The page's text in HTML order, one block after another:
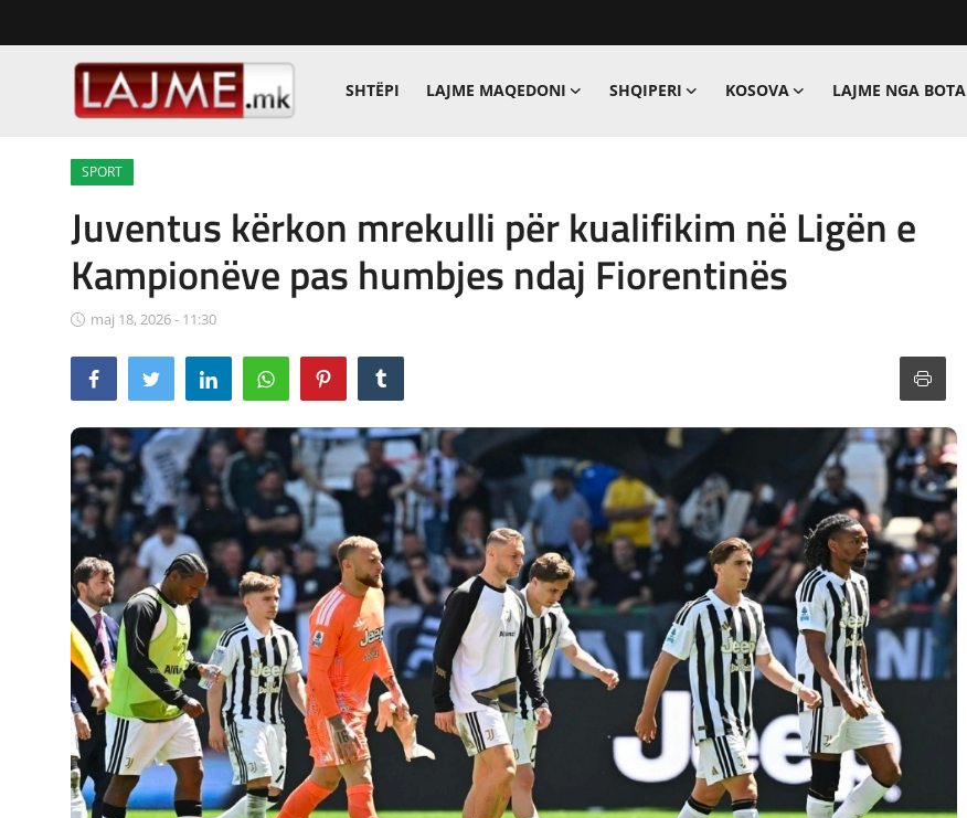
SHTËPI LAJME MAQEDONI SHQIPERI KOSOVA LAJME NGA BOTA
LAJME MAQEDONI
SHQIPERI
KOSOVA
LAJME NGA BOTA
SHOWBIZ
SHENDETI
Shqip
SPORT
Juventus kërkon mrekulli për kualifikim në Ligën e
Kampionëve pas humbjes ndaj Fiorentinës
maj 18, 2026 - 11:30